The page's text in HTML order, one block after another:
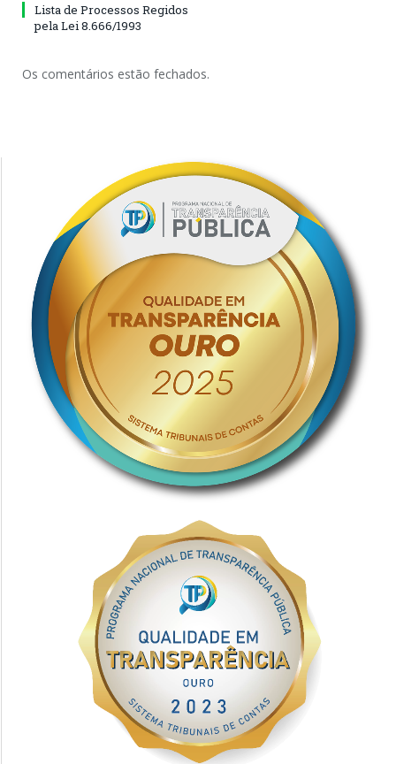
Lista de Processos Regidos
pela Lei 8.666/1993
Os comentários estão fechados.